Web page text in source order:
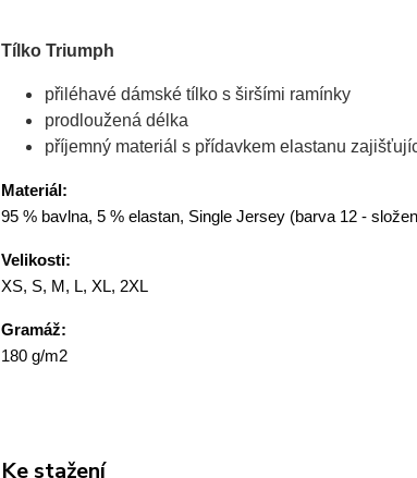
Tílko Triumph
přiléhavé dámské tílko s širšími ramínky
prodloužená délka
příjemný materiál s přídavkem elastanu
Materiál:
95 % bavlna, 5 % elastan, Single Jersey (barva 12 -
Velikosti:
XS, S, M, L, XL, 2XL
Gramáž:
180 g/m2
Ke stažení